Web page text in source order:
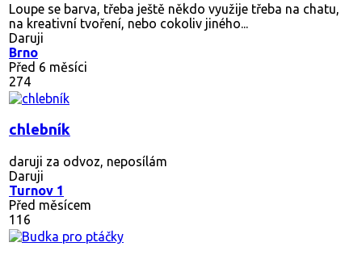
Loupe se barva, třeba ještě někdo využije třeba na chatu,
na kreativní tvoření, nebo cokoliv jiného...
Daruji
Brno
Před 6 měsíci
274
chlebník
daruji za odvoz, neposílám
Daruji
Turnov 1
Před měsícem
116